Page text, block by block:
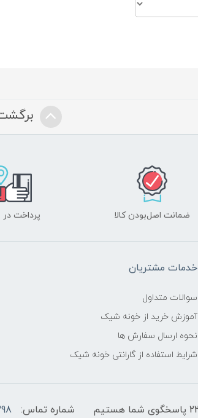
برگشت
ضمانت اصل‌بودن کالا پرداخت
خدمات مشتریان
سوالات متداول
آموزش خرید از خونه شیک
نحوه ارسال سفارش ها
شرایط استفاده از گارانتی خونه شیک
شماره تماس: